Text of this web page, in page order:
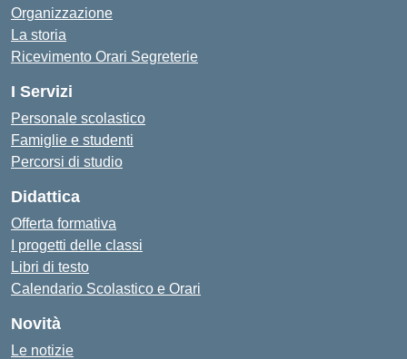
Organizzazione
La storia
Ricevimento Orari Segreterie
I Servizi
Personale scolastico
Famiglie e studenti
Percorsi di studio
Didattica
Offerta formativa
I progetti delle classi
Libri di testo
Calendario Scolastico e Orari
Novità
Le notizie